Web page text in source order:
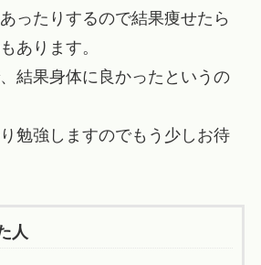
ったりするので結果痩せたら
あります。
結果身体に良かったというの
勉強しますのでもう少しお待
人